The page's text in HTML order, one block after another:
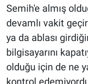
Semih'e almış
devamlı vakit
ya da ablası
bilgisayarını
olduğu için de ne
kontrol